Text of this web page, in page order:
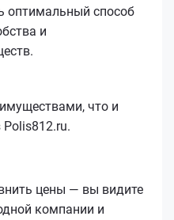
оптимальный способ
и
что и
цены — вы видите
компании и